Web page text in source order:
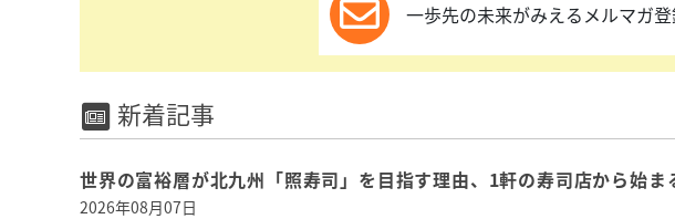
一歩先の未来がみえるメルマガ
新着記事
世界の富裕層が北九州「照寿司」を目指す理由、1軒の寿司店から始ま
2026年08月07日